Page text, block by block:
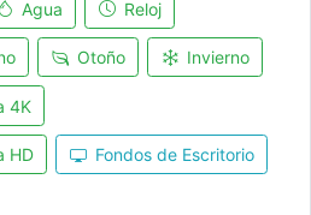
Agua Reloj
Otoño Invierno
4K
HD Fondos de Escritorio